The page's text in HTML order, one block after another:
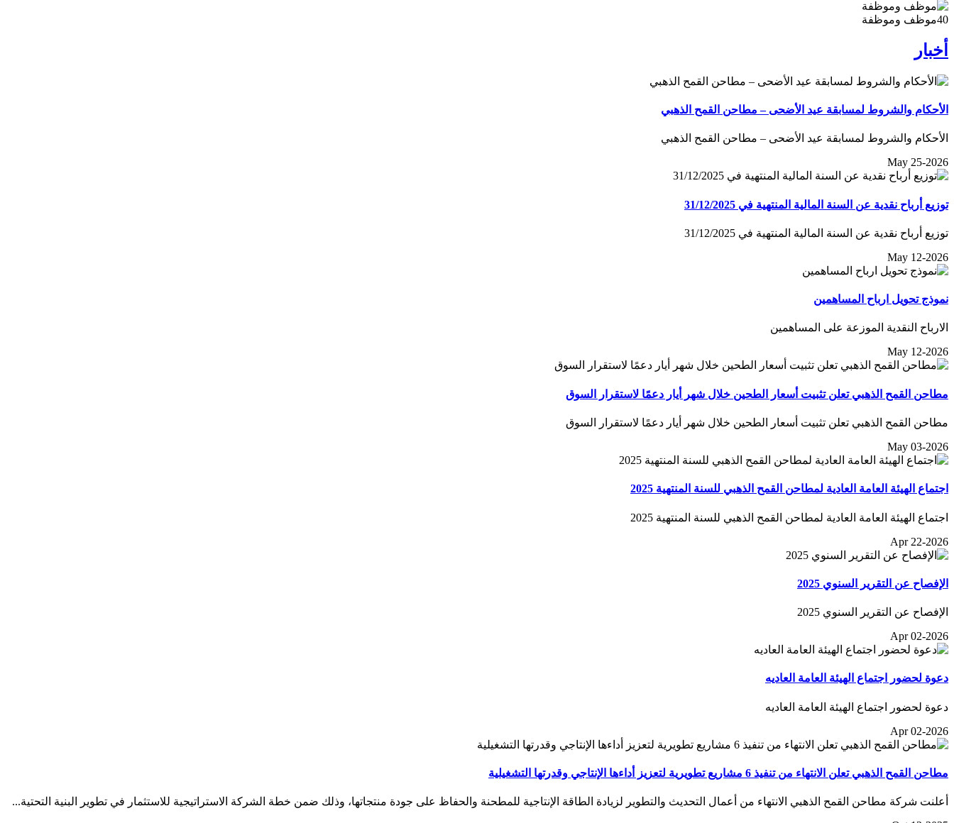
40موظف وموظفة
أخبار
الأحكام والشروط لمسابقة عيد الأضحى – مطاحن القمح الذهبي
الأحكام والشروط لمسابقة عيد الأضحى – مطاحن القمح الذهبي
May 25-2026
توزيع أرباح نقدية عن السنة المالية المنتهية في 31/12/2025
توزيع أرباح نقدية عن السنة المالية المنتهية في 31/12/2025
May 12-2026
نموذج تحويل ارباح المساهمين
الارباح النقدية الموزعة على المساهمين
May 12-2026
مطاحن القمح الذهبي تعلن تثبيت أسعار الطحين خلال شهر أيار دعمًا لاستقرار السوق
مطاحن القمح الذهبي تعلن تثبيت أسعار الطحين خلال شهر أيار دعمًا لاستقرار السوق
May 03-2026
اجتماع الهيئة العامة العادية لمطاحن القمح الذهبي للسنة المنتهية 2025
اجتماع الهيئة العامة العادية لمطاحن القمح الذهبي للسنة المنتهية 2025
Apr 22-2026
الإفصاح عن التقرير السنوي 2025
الإفصاح عن التقرير السنوي 2025
Apr 02-2026
دعوة لحضور اجتماع الهيئة العامة العاديه
دعوة لحضور اجتماع الهيئة العامة العاديه
Apr 02-2026
مطاحن القمح الذهبي تعلن الانتهاء من تنفيذ 6 مشاريع تطويرية لتعزيز أداءها الإنتاجي وقدرتها التشغيلية
أعلنت شركة مطاحن القمح الذهبي الانتهاء من أعمال التحديث والتطوير لزيادة الطاقة الإنتاجية للمطحنة والحفاظ على جودة منتجاتها، وذلك ضمن خطة الشركة الاستراتيجية للاستثمار في تطوير البنية التحتية...